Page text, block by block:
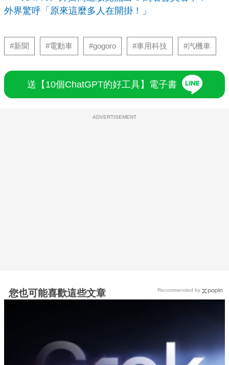
外界驚呼「原來這麼多人在開掛！」
#新聞 #電動車 #gogoro #車用科技 #汽機車
送【10個ChatGPT的好工具】電子書
ADVERTISEMENT
您也可能喜歡這些文章 Recommended by